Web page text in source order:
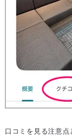
口コミを見る注意点